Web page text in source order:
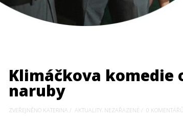
Klimáčkova komedie
naruby
ZVEŘEJNĚNO KATERINA AKTUALITY NEZAŘAZENÉ 0 KOMENTÁŘŮ